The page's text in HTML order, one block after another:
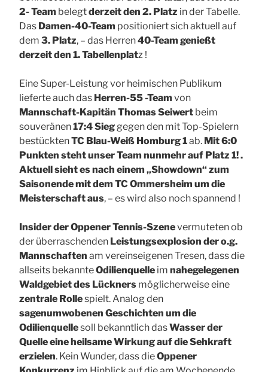
2- Team belegtderzeit den 2. Platz in der Tabelle.
Das Damen-40-Team positioniert sich aktuell auf
dem 3. Platz, – das Herren40-Team genießt
derzeit den 1. Tabellenplatz !
Eine Super-Leistung vor heimischen Publikum
lieferte auch das Herren-55 -Team von
Mannschaft-Kapitän Thomas Seiwert beim
souveränen17:4 Sieg gegen den mit Top-Spielern
bestücktenTC Blau-Weiß Homburg 1ab. Mit 6:0
Punkten steht unser Team nunmehr auf Platz 1! .
Aktuell sieht es nach einem „Showdown“ zum
Saisonende mit dem TC Ommersheim um die
Meisterschaft aus, – es wird also noch spannend !
Insider der Oppener Tennis-Szenevermuteten ob
der überraschenden Leistungsexplosion der o.g.
Mannschaften am vereinseigenen Tresen, dass die
allseits bekannteOdilienquelle im nahegelegenen
Waldgebiet des Lückners möglicherweise eine
zentrale Rollespielt. Analog den
sagenumwobenen Geschichten um die
Odilienquellesoll bekanntlich dasWasser der
Quelle eine heilsame Wirkung auf die Sehkraft
erzielen. Kein Wunder, dass dieOppener